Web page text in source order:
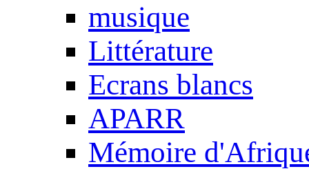
musique
Littérature
Ecrans blancs
APARR
Mémoire